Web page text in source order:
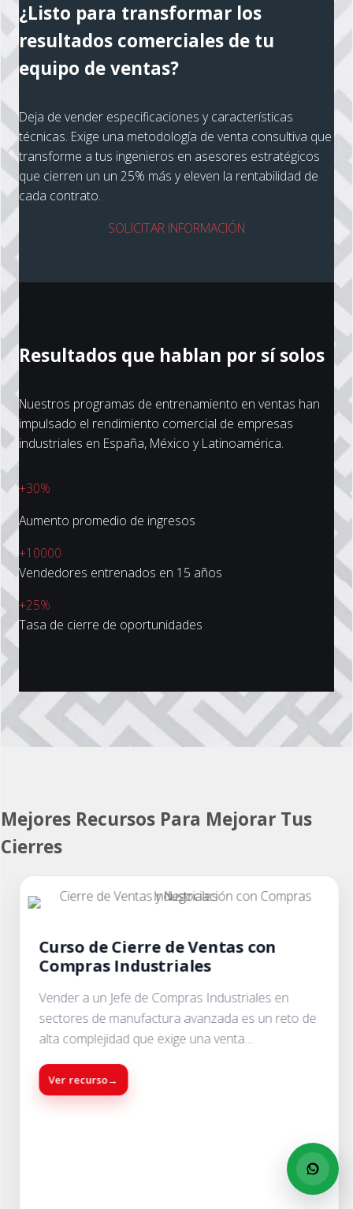
¿Listo para transformar los
resultados comerciales de tu
equipo de ventas?
Deja de vender especificaciones y características
técnicas. Exige una metodología de venta consultiva que
transforme a tus ingenieros en asesores estratégicos
que cierren un un 25% más y eleven la rentabilidad de
cada contrato.
SOLICITAR INFORMACIÓN
Resultados que hablan por sí solos
Nuestros programas de entrenamiento en ventas han
impulsado el rendimiento comercial de empresas
industriales en España, México y Latinoamérica.
+30%
Aumento promedio de ingresos
+10000
Vendedores entrenados en 15 años
+25%
Tasa de cierre de oportunidades
Mejores Recursos Para Mejorar Tus
Cierres
Curso de Cierre de Ventas con
Compras Industriales
Vender a un Jefe de Compras Industriales en
sectores de manufactura avanzada es un reto de
alta complejidad que exige una venta
es un evento aislado sino el...